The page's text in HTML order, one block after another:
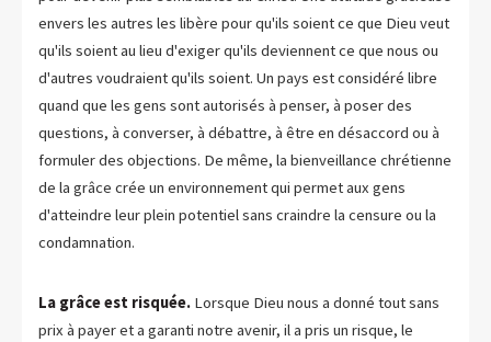
envers les autres les libère pour qu'ils soient ce que Dieu veut
qu'ils soient au lieu d'exiger qu'ils deviennent ce que nous ou
d'autres voudraient qu'ils soient. Un pays est considéré libre
quand que les gens sont autorisés à penser, à poser des
questions, à converser, à débattre, à être en désaccord ou à
formuler des objections. De même, la bienveillance chrétienne
de la grâce crée un environnement qui permet aux gens
d'atteindre leur plein potentiel sans craindre la censure ou la
condamnation.
La grâce est risquée. Lorsque Dieu nous a donné tout sans
prix à payer et a garanti notre avenir, il a pris un risque, le